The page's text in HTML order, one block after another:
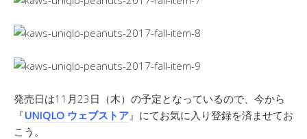
発売日は11月23日（木）の予定となっているので、今から
『UNIQLO ウェブストア』にてお気に入り登録を済ませてお
こう。